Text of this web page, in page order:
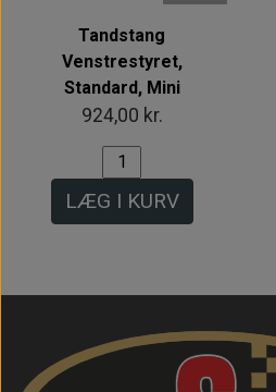
Tandstang
Venstrestyret,
Standard, Mini
924,00 kr.
LÆG I KURV